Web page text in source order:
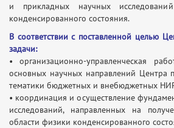
и прикладных научных
конденсированного состояния.
В соответствии с поставленной целью
задачи:
• организационно-управленческая
основных научных направлений Центра
тематики бюджетных и внебюджетных
• координация и осуществление
исследований, направленных на
области физики конденсированного